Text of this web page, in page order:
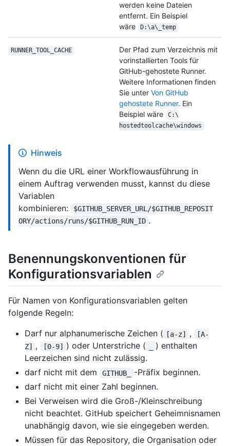
werden keine Dateien
entfernt. Ein Beispiel
wäre
D:\a\_temp
RUNNER_TOOL_CACHE
Der Pfad zum Verzeichnis mit
vorinstallierten Tools für
GitHub-gehostete Runner.
Weitere Informationen finden
Sie unter Von GitHub
gehostete Runner. Ein
Beispiel wäre
C:\
hostedtoolcache\windows
Hinweis
Wenn du die URL einer Workflowausführung in
einem Auftrag verwenden musst, kannst du diese
Variablen
kombinieren:
$GITHUB_SERVER_URL/$GITHUB_REPOSIT
ORY/actions/runs/$GITHUB_RUN_ID .
Benennungskonventionen für
Konfigurationsvariablen
Für Namen von Konfigurationsvariablen gelten
folgende Regeln:
Darf nur alphanumerische Zeichen ( [a-z] ,
[A-
Z] , [0-9] ) oder Unterstriche (
) enthalten
Leerzeichen sind nicht zulässig.
darf nicht mit dem
GITHUB_
-Präfix beginnen.
darf nicht mit einer Zahl beginnen.
Bei Verweisen wird die Groß-/Kleinschreibung
nicht beachtet. GitHub speichert Geheimnisnamen
unabhängig davon, wie sie eingegeben werden.
Müssen für das Repository, die Organisation oder